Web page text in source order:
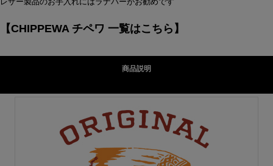
【CHIPPEWA チペワ 一覧はこちら】
商品説明